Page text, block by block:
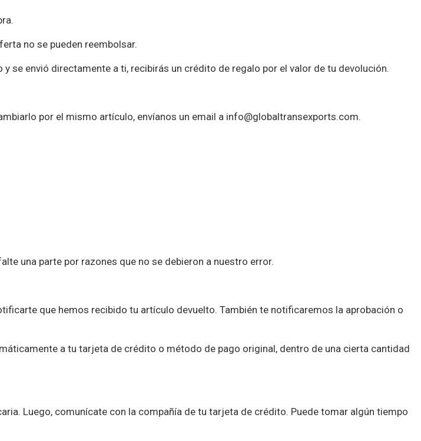
no se pueden reembolsar.
se envió directamente a ti, recibirás un crédito de regalo por el valor de tu devolución.
por el mismo artículo, envíanos un email a info@globaltransexports.com.
una parte por razones que no se debieron a nuestro error.
que hemos recibido tu artículo devuelto. También te notificaremos la aprobación o
a tu tarjeta de crédito o método de pago original, dentro de una cierta cantidad
Luego, comunícate con la compañía de tu tarjeta de crédito. Puede tomar algún tiempo